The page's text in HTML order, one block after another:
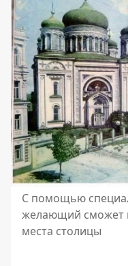
С помощью
желающий сможет
места столицы